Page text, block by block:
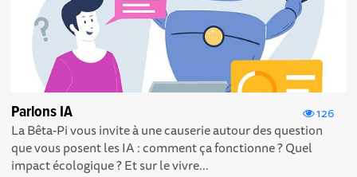
126
Parlons IA
La Bêta-Pi vous invite à une causerie autour des question
que vous posent les IA : comment ça fonctionne ? Quel
impact écologique ? Et sur le vivre...